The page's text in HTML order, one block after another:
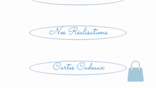
Nos Réalisations
Cartes Cadeaux